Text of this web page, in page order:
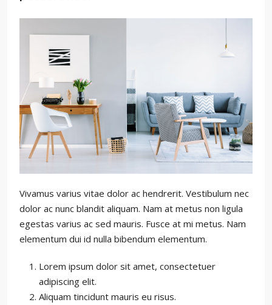
Vivamus varius vitae dolor ac hendrerit. Vestibulum nec
dolor ac nunc blandit aliquam. Nam at metus non ligula
egestas varius ac sed mauris. Fusce at mi metus. Nam
elementum dui id nulla bibendum elementum.
Lorem ipsum dolor sit amet, consectetuer
adipiscing elit.
Aliquam tincidunt mauris eu risus.